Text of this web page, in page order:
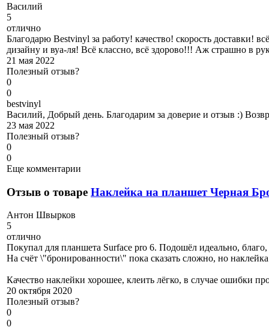
Василий
5
отлично
Благодарю Bestvinyl за работу! качество! скорость
дизайну и вуа-ля! Всё классно, всё здорово!!! Аж страшно в
21 мая 2022
Полезный отзыв?
0
0
bestvinyl
Василий, Добрый день. Благодарим за доверие и отзыв :)
23 мая 2022
Полезный отзыв?
0
0
Еще комментарии
Отзыв о товаре Наклейка на планшет Черная
Антон Швырков
5
отлично
Покупал для планшета Surface pro 6. Подошёл идеально,
На счёт \"бронированности\" пока сказать сложно, но
Качество наклейки хорошее, клеить лёгко, в случае ошибки
20 октября 2020
Полезный отзыв?
0
0